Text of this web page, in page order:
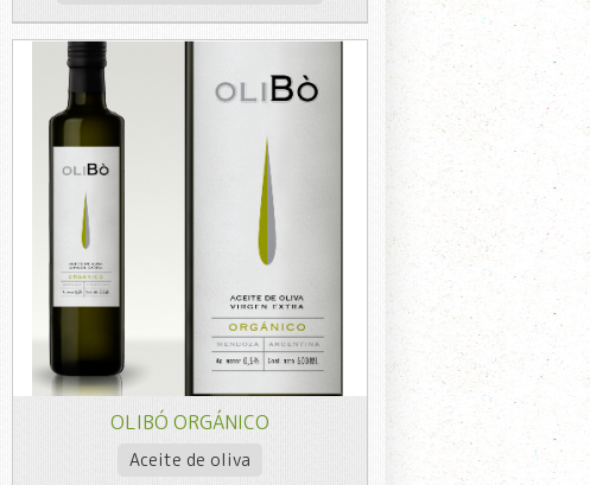
OLIBÓ ORGÁNICO
Aceite de oliva